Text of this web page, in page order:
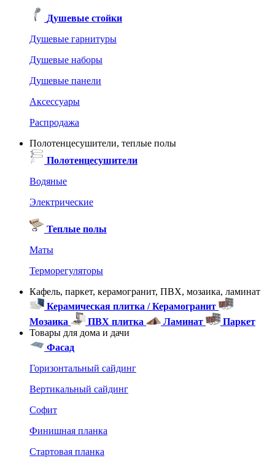
Душевые стойки
Душевые гарнитуры
Душевые наборы
Душевые панели
Аксессуары
Распродажа
Полотенцесушители, теплые полы
Полотенцесушители
Водяные
Электрические
Теплые полы
Маты
Терморегуляторы
Кафель, паркет, керамогранит, ПВХ, мозаика, ламинат
Керамическая плитка / Керамогранит
Мозаика
ПВХ плитка Ламинат
Паркет
Товары для дома и дачи
Фасад
Горизонтальный сайдинг
Вертикальный сайдинг
Софит
Финишная планка
Стартовая планка